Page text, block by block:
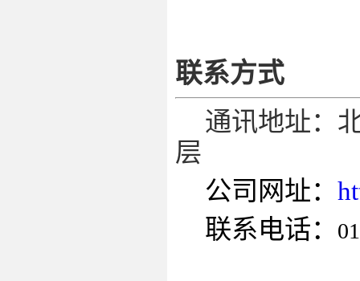
联系方式
通讯地址：
层
公司网址：
联系电话：